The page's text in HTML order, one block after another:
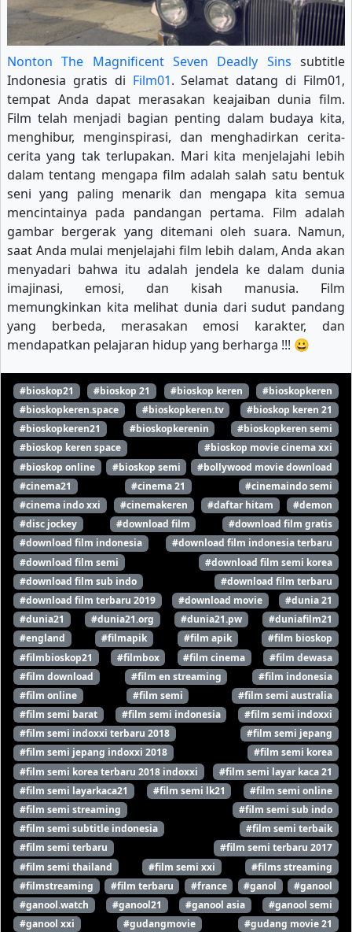
Nonton The Magnificent Seven Deadly Sins subtitle
Indonesia gratis di Film01. Selamat datang di Film01,
tempat Anda dapat merasakan keajaiban dunia film.
Film telah menjadi bagian penting dalam budaya kita,
menghibur, menginspirasi, dan menghadirkan cerita-
cerita yang tak terlupakan. Mari kita menjelajahi lebih
dalam tentang mengapa film adalah salah satu bentuk
seni yang paling menarik dan mengapa kita semua
mencintainya pada pandangan pertama. Film adalah
gambar bergerak yang ditemani oleh suara. Namun,
saat Anda mulai menjelajahi film lebih dalam, Anda akan
menyadari bahwa itu adalah jendela ke dalam dunia
imajinasi, emosi, dan kisah manusia. Film
memungkinkan kita melihat dunia dari sudut pandang
yang berbeda, merasakan emosi karakter, dan
mendapatkan pelajaran hidup yang berharga !!! 😀
#bioskop21 #bioskop 21 #bioskop keren
#bioskopkeren
#bioskopkeren.space
#bioskopkeren.tv
#bioskop keren 21
#bioskopkeren21
#bioskopkerenin
#bioskopkeren semi
#bioskop keren space
#bioskop movie cinema xxi
#bioskop online
#bioskop semi
#bollywood movie download
#cinema21
#cinema 21
#cinemaindo semi
#cinema indo xxi
#cinemakeren #daftar hitam
#demon
#disc jockey
#download film
#download film gratis
#download film indonesia
#download film indonesia terbaru
#download film semi
#download film semi korea
#download film sub indo
#download film terbaru
#download film terbaru 2019
#download movie
#dunia 21
#dunia21
#dunia21.org #dunia21.pw
#duniafilm21
#england
#filmapik #film apik
#film bioskop
#filmbioskop21
#filmbox #film cinema
#film dewasa
#film download
#film en streaming
#film indonesia
#film online
#film semi
#film semi australia
#film semi barat
#film semi indonesia
#film semi indoxxi
#film semi indoxxi terbaru 2018
#film semi jepang
#film semi jepang indoxxi 2018
#film semi korea
#film semi korea terbaru 2018 indoxxi
#film semi layar kaca 21
#film semi layarkaca21
#film semi lk21
#film semi online
#film semi streaming
#film semi sub indo
#film semi subtitle indonesia
#film semi terbaik
#film semi terbaru
#film semi terbaru 2017
#film semi thailand
#film semi xxi
#films streaming
#filmstreaming
#film terbaru #france #ganol
#ganool
#ganool.watch
#ganool21 #ganool asia
#ganool semi
#ganool xxi
#gudangmovie
#gudang movie 21